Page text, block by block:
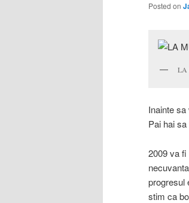
Posted on
LA
Inainte
Pai hai
2009 va fi
progresul
stim ca